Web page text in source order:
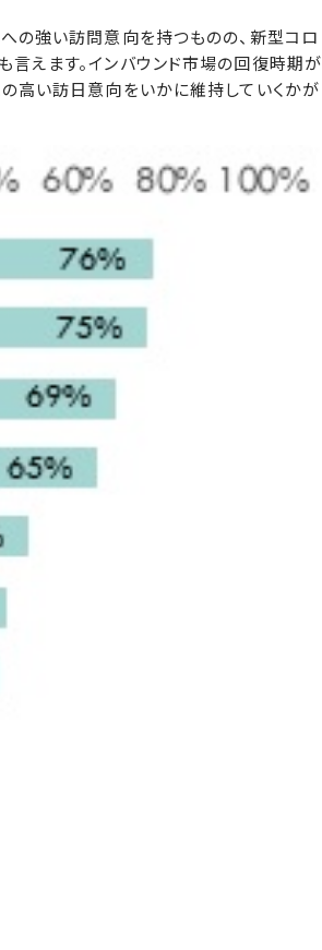
の強い訪問意向を持つものの、新型コロ
えます。インバウンド市場の回復時期が
高い訪日意向をいかに維持していくかが